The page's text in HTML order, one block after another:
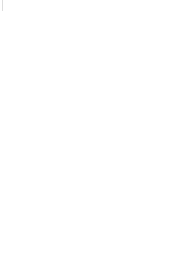
响；<&list>3.稳定器的转向胶